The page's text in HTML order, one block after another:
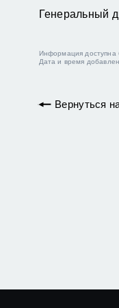
Информация доступна
Дата и время
Вернуться